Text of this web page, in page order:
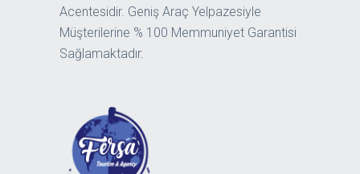
Acentesidir. Geniş Araç Yelpazesiyle
Müşterilerine % 100 Memmuniyet Garantisi
Sağlamaktadır.